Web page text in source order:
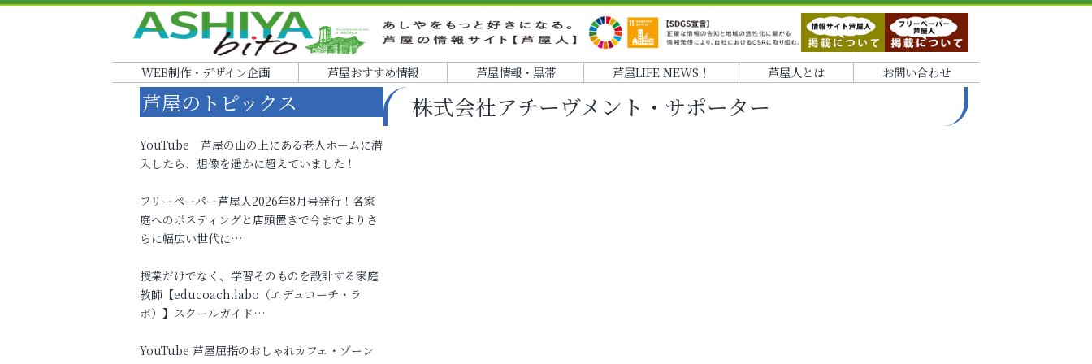
WEB制作・デザイン企画 芦屋おすすめ情報 芦屋情報・黒帯 芦屋LIFE NEWS！ 芦屋人とは お問い合わせ
株式会社アチーヴメント・サポーター
芦屋のトピックス
YouTube 芦屋の山の上にある老人ホームに潜
入したら、想像を遥かに超えていました！
フリーペーパー芦屋人2026年8月号発行！各家
庭へのポスティングと店頭置きで今までよりさ
らに幅広い世代に…
授業だけでなく、学習そのものを設計する家庭
教師【educoach.labo（エデュコーチ・ラ
ボ）】スクールガイド…
YouTube 芦屋屈指のおしゃれカフェ・ゾーン